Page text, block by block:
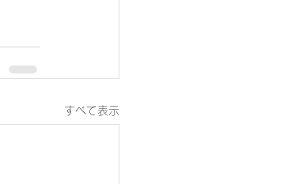
すべて表示